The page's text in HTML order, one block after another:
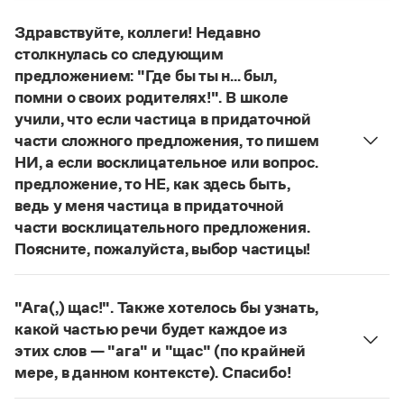
Справочники
Правила русской орфографии и пунктуации
Русский язык. Краткий теоретический курс
для школьников
Письмовник
Справочник по пунктуации
Словарь-справочник трудностей
Справочник по фразеологии
Азбучные истины
Журнал
Новости и события
Управление в русском языке
Словарь русских имён
Правила русской орфографии и пунктуации
Здравствуйте, коллеги! Недавно
столкнулась со следующим
предложением: "Где бы ты н... был,
помни о своих родителях!". В школе
учили, что если частица в придаточной
части сложного предложения, то пишем
НИ, а если восклицательное или вопрос.
предложение, то НЕ, как здесь быть,
ведь у меня частица в придаточной
части восклицательного предложения.
Поясните, пожалуйста, выбор частицы!
Правильно:Где бы ты ни был, помни о своих
восклицательных предложениях: Где ты только
не был!
"Ага(,) щас!". Также хотелось бы узнать,
какой частью речи будет каждое из
этих слов — "ага" и "щас" (по крайней
мере, в данном контексте). Спасибо!
Ага—частица, которая в данном случае